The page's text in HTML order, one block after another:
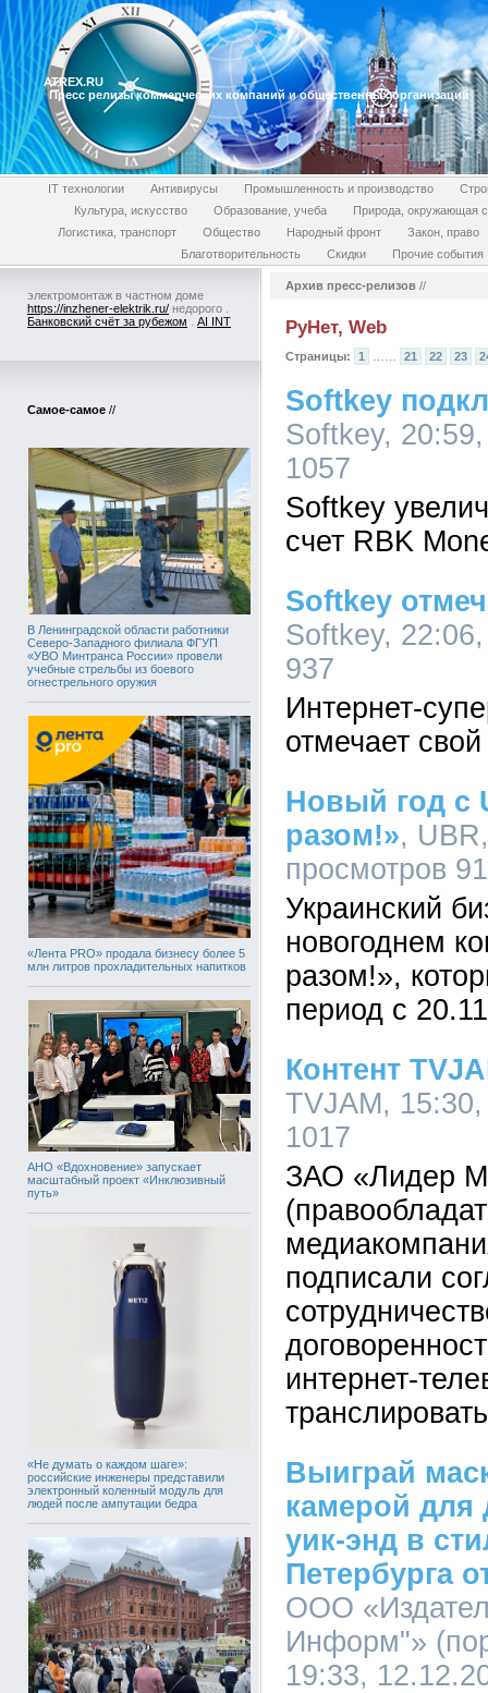
ATREX.RU
Пресс релизы коммерческих компаний и общественных организаций
IT технологии Антивирусы Промышленность и производство
Культура, искусство
Образование, учеба
Природа, окружающая
Логистика, транспорт
Общество Народный фронт
Закон, право
Благотворительность
Скидки Прочие события
электромонтаж в частном доме
https://inzhener-elektrik.ru/ недорого .
Банковский счёт за рубежом
AI INT
Самое-самое //
В Ленинградской области работники
Северо-Западного филиала ФГУП
«УВО Минтранса России» провели
учебные стрельбы из боевого
огнестрельного оружия
«Лента PRO» продала бизнесу более 5
млн литров прохладительных напитков
АНО «Вдохновение» запускает
масштабный проект «Инклюзивный
путь»
«Не думать о каждом шаге»:
российские инженеры представили
электронный коленный модуль для
людей после ампутации бедра
Архив пресс-релизов //
РуНет, Web
Страницы: 1 21 22 23
Softkey
Softkey,
1057
Softkey
счет RBK
Softkey
Softkey,
937
Интернет-
отмечает
Новый год с
разом!»,
просмотров
Украинский
новогоднем
разом!»,
период с
Контент
TVJAM,
1017
ЗАО «Лидер
подписали
интернет-
Выиграй
камерой для
уик-энд в
Петербурга
ООО
Информ"»
19:33,